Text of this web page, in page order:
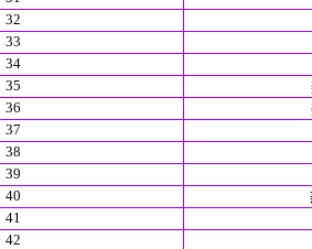
32
33
34
35
36
37
38
39
40
41
42